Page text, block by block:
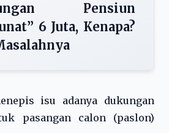
Pensiun
6 Juta, Kenapa?
isu adanya dukungan
pasangan calon (paslon)